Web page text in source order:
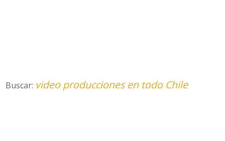
Buscar: video producciones en todo Chile